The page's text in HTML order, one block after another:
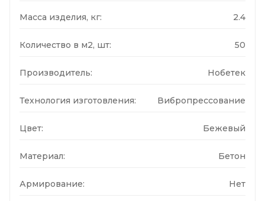
Масса изделия, кг: 2.4
Количество в м2, шт: 50
Производитель: Нобетек
Технология изготовления: Вибропрессование
Цвет: Бежевый
Материал: Бетон
Армирование: Нет